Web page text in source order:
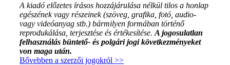
A kiadó előzetes írásos hozzájárulása nélkül tilos a honlap
egészének vagy részeinek (szöveg, grafika, fotó, audio-
vagy videóanyag stb.) bármilyen formában történő
reprodukálása, terjesztése és értékesítése.A jogosulatlan
felhasználás büntető- és polgári jogi következményeket
von maga után.
Bővebben a szerzői jogokról >>